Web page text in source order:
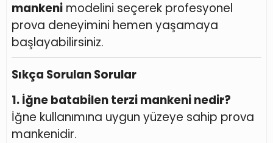
mankeni modelini seçerek profesyonel
prova deneyimini hemen yaşamaya
başlayabilirsiniz.
Sıkça Sorulan Sorular
1. İğne batabilen terzi mankeni nedir?
İğne kullanımına uygun yüzeye sahip prova
mankenidir.